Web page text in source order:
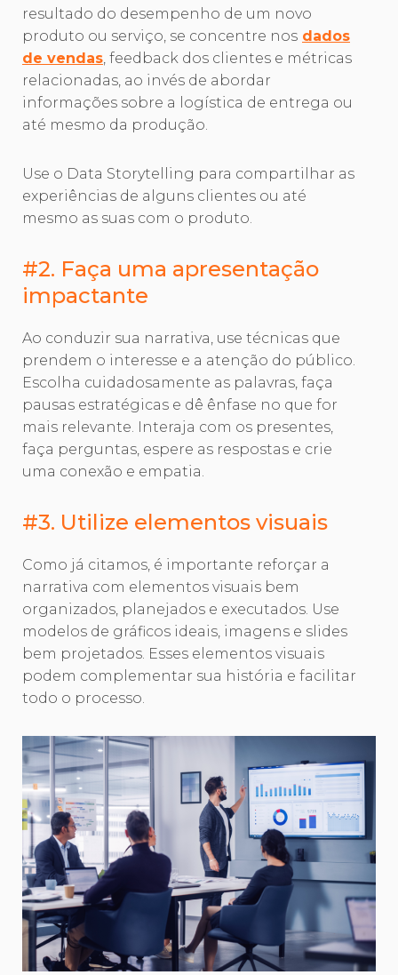
resultado do desempenho de um novo
produto ou serviço, se concentre nos dados
de vendas, feedback dos clientes e métricas
relacionadas, ao invés de abordar
informações sobre a logística de entrega ou
até mesmo da produção.
Use o Data Storytelling para compartilhar as
experiências de alguns clientes ou até
mesmo as suas com o produto.
#2. Faça uma apresentação
impactante
Ao conduzir sua narrativa, use técnicas que
prendem o interesse e a atenção do público.
Escolha cuidadosamente as palavras, faça
pausas estratégicas e dê ênfase no que for
mais relevante. Interaja com os presentes,
faça perguntas, espere as respostas e crie
uma conexão e empatia.
#3. Utilize elementos visuais
Como já citamos, é importante reforçar a
narrativa com elementos visuais bem
organizados, planejados e executados. Use
modelos de gráficos ideais, imagens e slides
bem projetados. Esses elementos visuais
podem complementar sua história e facilitar
todo o processo.